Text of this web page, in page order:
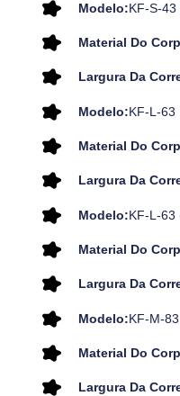
Modelo:KF-S-43
Material Do
Largura Da
Modelo:KF-L-63
Material Do
Largura Da
Modelo:KF-L-63
Material Do
Largura Da
Modelo:KF-M-83
Material Do
Largura Da